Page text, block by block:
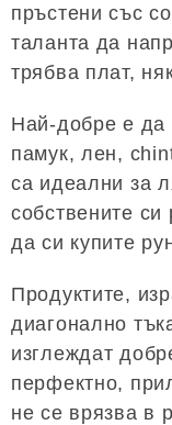
пръстени със
таланта да
трябва плат,
Най-добре е да
памук, лен,
са идеални за
собствените
да си купите
Продуктите,
диагонално
изглеждат
перфектно,
не се врязва в